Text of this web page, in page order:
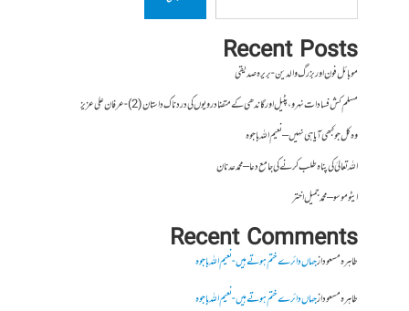
Recent Posts
موبائل فون اور بزرگ والدین- بریرہ صدیقی
مسلم کش فسادات نہرو، پٹیل اور گاندھی کے متضاد رویوں کی درد ناک داستان (2)- عرفان علی عزیز
وہ کل جو کبھی آیا ہی نہیں – نعیم اللہ باجوہ
اللہ تعالیٰ کی پناہ طلب کرنے کی جامع دعا – محمد عدنان
ایٹوموسو – محمد جمیل اختر
Recent Comments
طاہرہ مسعودازجہاں دائرے ختم ہوتے ہیں- نعیم اللہ باجوہ
طاہرہ مسعودازجہاں دائرے ختم ہوتے ہیں- نعیم اللہ باجوہ